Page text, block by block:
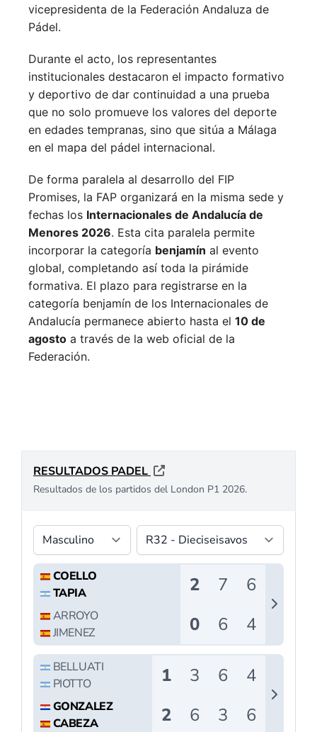
vicepresidenta de la Federación Andaluza de
Pádel.
Durante el acto, los representantes
institucionales destacaron el impacto formativo
y deportivo de dar continuidad a una prueba
que no solo promueve los valores del deporte
en edades tempranas, sino que sitúa a Málaga
en el mapa del pádel internacional.
De forma paralela al desarrollo del FIP
Promises, la FAP organizará en la misma sede y
fechas los Internacionales de Andalucía de
Menores 2026. Esta cita paralela permite
incorporar la categoría benjamín al evento
global, completando así toda la pirámide
formativa. El plazo para registrarse en la
categoría benjamín de los Internacionales de
Andalucía permanece abierto hasta el 10 de
agosto a través de la web oficial de la
Federación.